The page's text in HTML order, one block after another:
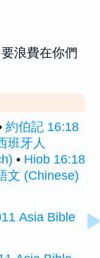
浪費在你們
約伯記 16:18
班牙人
• Hiob 16:18
文 (Chinese)
Asia Bible